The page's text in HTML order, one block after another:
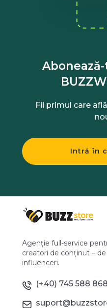
Abonează-
Fii primul care
Intră în
Agenție full-service
creatori de conținut –
influenceri.
(+40) 745 588 868